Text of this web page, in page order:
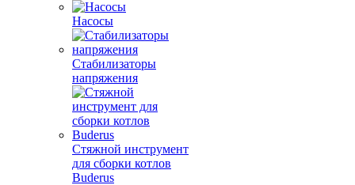
Насосы
Стабилизаторы
напряжения
Стяжной инструмент
для сборки котлов
Buderus